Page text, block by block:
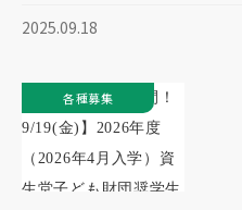
2025.09.18
各種募集